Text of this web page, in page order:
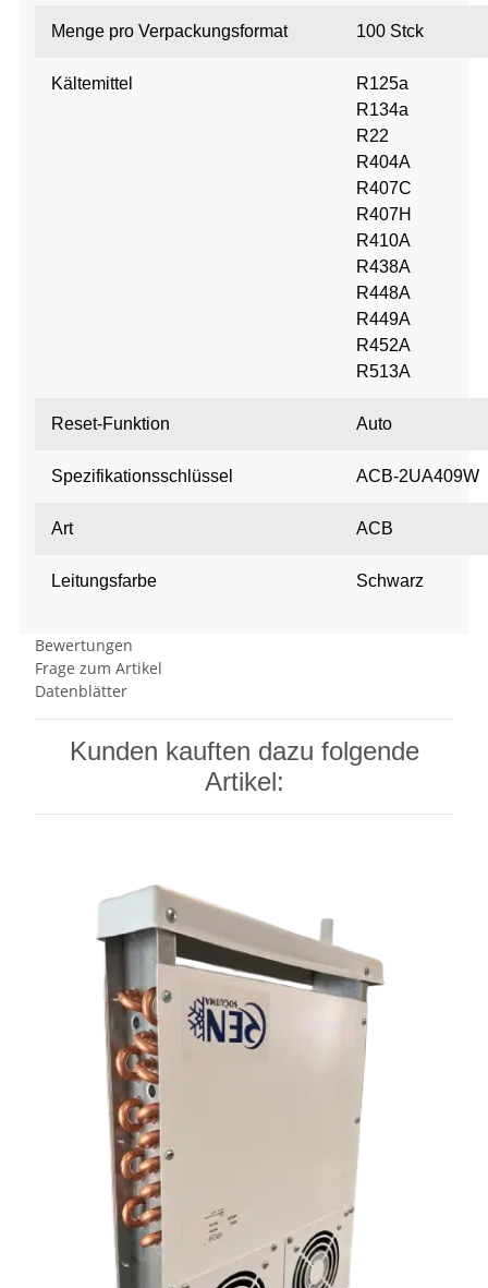
Menge pro Verpackungsformat 100 Stck
Kältemittel
R125a
R134a
R22
R404A
R407C
R407H
R410A
R438A
R448A
R449A
R452A
R513A
Reset-Funktion Auto
Spezifikationsschlüssel ACB-2UA409W
Art ACB
Leitungsfarbe Schwarz
Bewertungen
Frage zum Artikel
Datenblätter
Kunden kauften dazu folgende
Artikel: